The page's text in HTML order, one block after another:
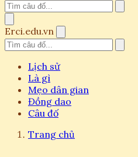
Erci.edu.vn
Lịch sử
Là gì
Mẹo dân gian
Đồng dao
Câu đố
Trang chủ